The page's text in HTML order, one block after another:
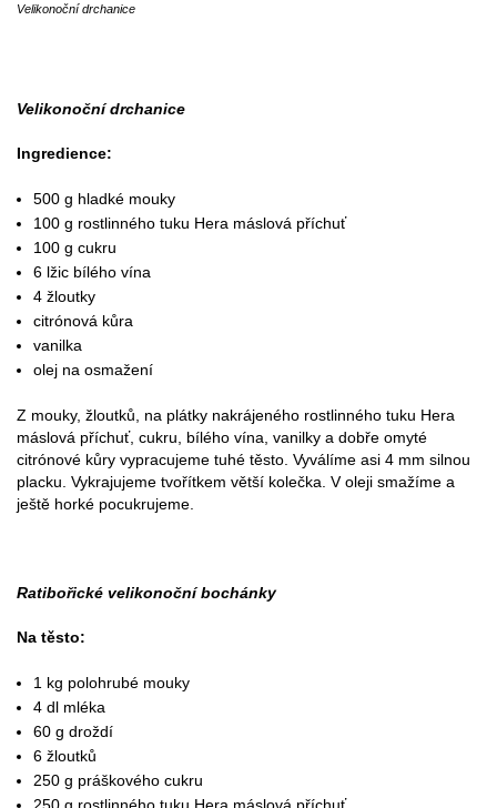
Velikonoční drchanice
Velikonoční drchanice
Ingredience:
500 g hladké mouky
100 g rostlinného tuku Hera máslová příchuť
100 g cukru
6 lžic bílého vína
4 žloutky
citrónová kůra
vanilka
olej na osmažení
Z mouky, žloutků, na plátky nakrájeného rostlinného tuku Hera
máslová příchuť, cukru, bílého vína, vanilky a dobře omyté
citrónové kůry vypracujeme tuhé těsto. Vyválíme asi 4 mm silnou
placku. Vykrajujeme tvořítkem větší kolečka. V oleji smažíme a
ještě horké pocukrujeme.
Ratibořické velikonoční bochánky
Na těsto:
1 kg polohrubé mouky
4 dl mléka
60 g droždí
6 žloutků
250 g práškového cukru